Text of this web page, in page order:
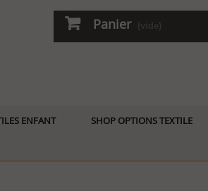
Panier (vide)
ENFANT SHOP OPTIONS TEXTILE